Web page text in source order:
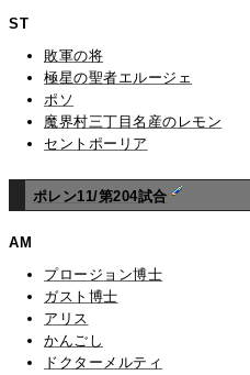
ST
敗軍の将
極星の聖者エルージェ
ポソ
魔界村三丁目名産のレモン
セントポーリア
ポレン11/第204試合
AM
プロージョン博士
ガスト博士
アリス
かんごし
ドクターメルティ